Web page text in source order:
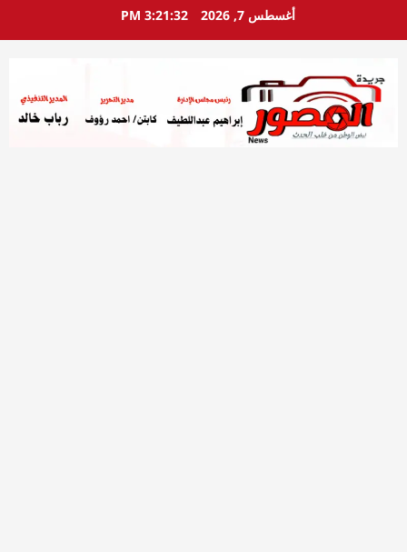
أغسطس 7, 2026 3:21:33 PM